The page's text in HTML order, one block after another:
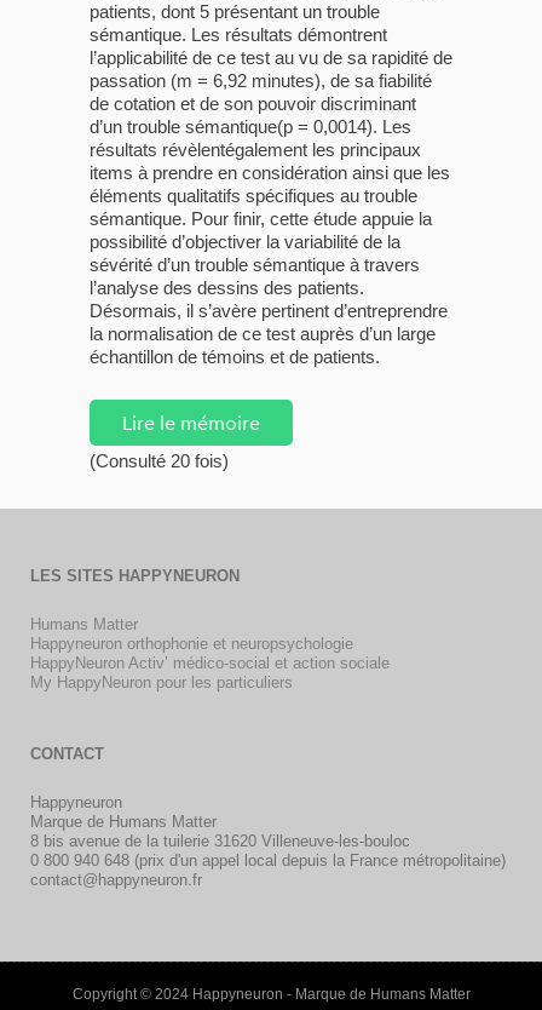
patients, dont 5 présentant un trouble
sémantique. Les résultats démontrent
l’applicabilité de ce test au vu de sa rapidité de
passation (m = 6,92 minutes), de sa fiabilité
de cotation et de son pouvoir discriminant
d’un trouble sémantique(p = 0,0014). Les
résultats révèlentégalement les principaux
items à prendre en considération ainsi que les
éléments qualitatifs spécifiques au trouble
sémantique. Pour finir, cette étude appuie la
possibilité d’objectiver la variabilité de la
sévérité d’un trouble sémantique à travers
l’analyse des dessins des patients.
Désormais, il s’avère pertinent d’entreprendre
la normalisation de ce test auprès d’un large
échantillon de témoins et de patients.
Lire le mémoire
(Consulté 20 fois)
LES SITES HAPPYNEURON
Humans Matter
Happyneuron orthophonie et neuropsychologie
HappyNeuron Activ’ médico-social et action sociale
My HappyNeuron pour les particuliers
CONTACT
Happyneuron
Marque de Humans Matter
8 bis avenue de la tuilerie 31620 Villeneuve-les-bouloc
0 800 940 648 (prix d'un appel local depuis la France métropolitaine)
contact@happyneuron.fr
Copyright © 2024 Happyneuron - Marque de Humans Matter